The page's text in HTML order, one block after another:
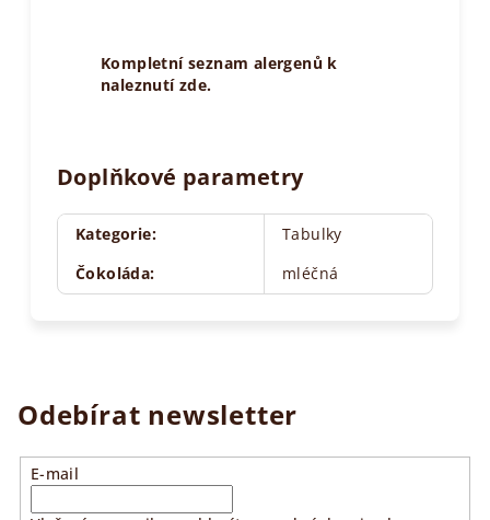
Kompletní seznam alergenů k
naleznutí zde.
Doplňkové parametry
Kategorie:
Tabulky
Čokoláda: mléčná
Odebírat newsletter
E-mail